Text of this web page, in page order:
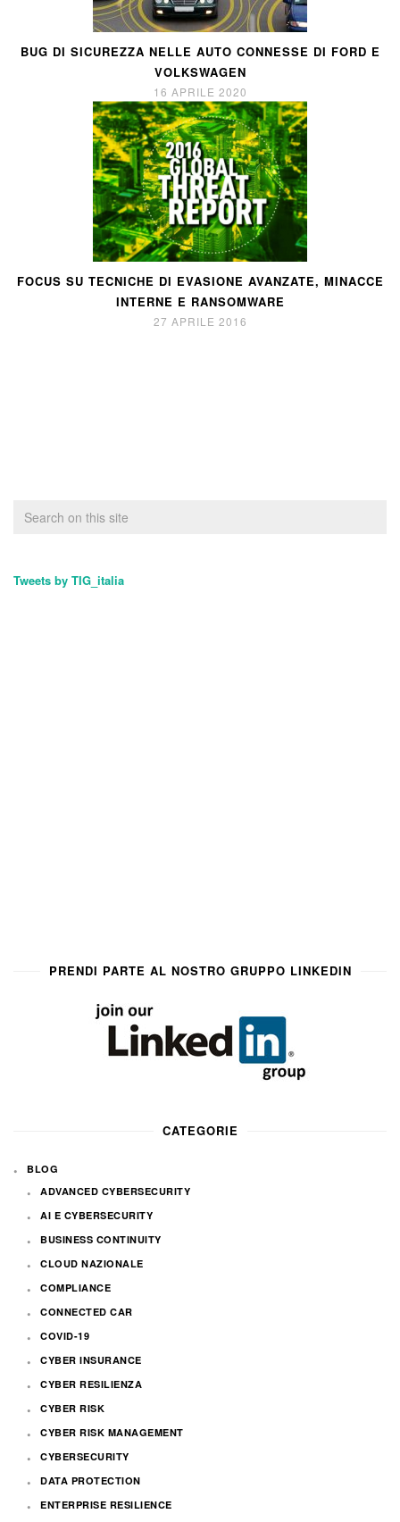
BUG DI SICUREZZA NELLE AUTO CONNESSE DI FORD E
VOLKSWAGEN
16 APRILE 2020
FOCUS SU TECNICHE DI EVASIONE AVANZATE, MINACCE
INTERNE E RANSOMWARE
27 APRILE 2016
Tweets by TIG_italia
PRENDI PARTE AL NOSTRO GRUPPO LINKEDIN
CATEGORIE
BLOG
ADVANCED CYBERSECURITY
AI E CYBERSECURITY
BUSINESS CONTINUITY
CLOUD NAZIONALE
COMPLIANCE
CONNECTED CAR
COVID-19
CYBER INSURANCE
CYBER RESILIENZA
CYBER RISK
CYBER RISK MANAGEMENT
CYBERSECURITY
DATA PROTECTION
ENTERPRISE RESILIENCE